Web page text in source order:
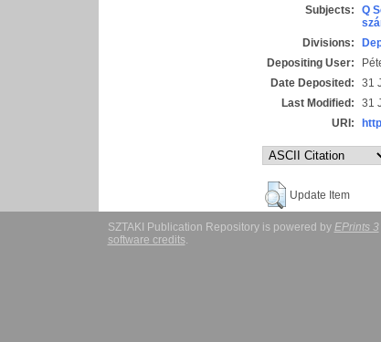
Subjects:
Q
Divisions:
Depositing User:
Date Deposited:
31
Last Modified:
31
URI:
Update Item
SZTAKI Publication Repository is powered by EPrints 3
software credits.